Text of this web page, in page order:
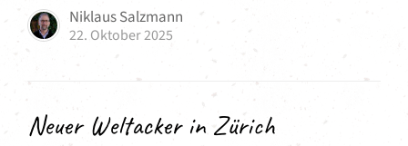
Niklaus Salzmann
22. Oktober 2025
Neuer Weltacker in Zürich